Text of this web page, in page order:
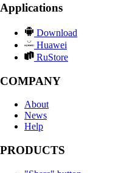
Applications
Download
Huawei
RuStore
COMPANY
About
News
Help
PRODUCTS